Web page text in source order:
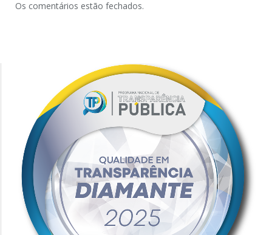
Os comentários estão fechados.